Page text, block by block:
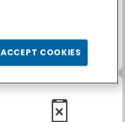
ACCEPT COOKIES